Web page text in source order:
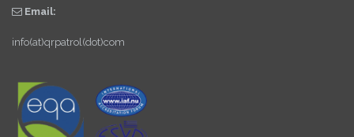
Email:
info(at)qrpatrol(dot)com